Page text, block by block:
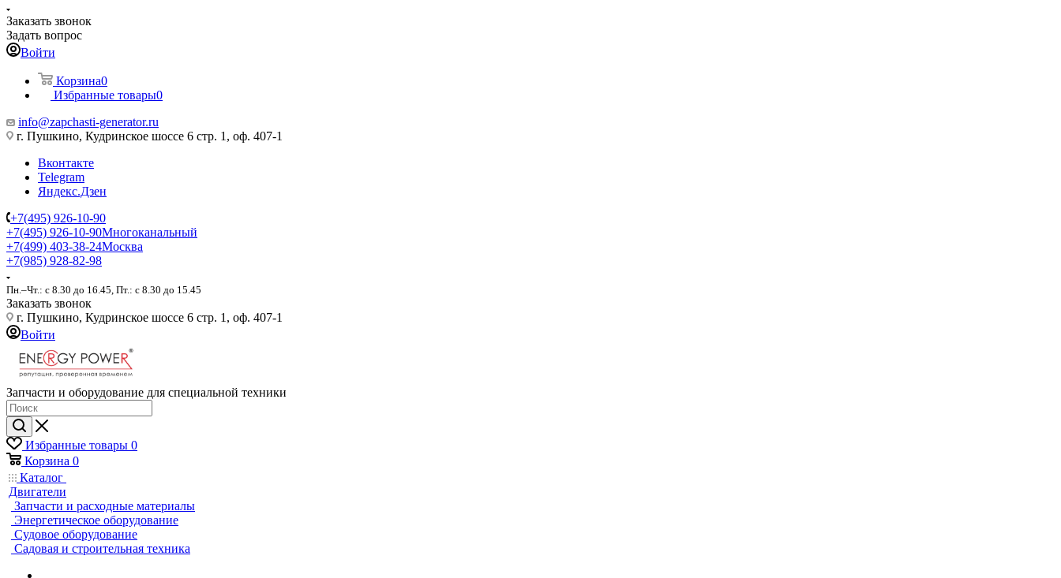
Заказать звонок
Задать вопрос
Войти
Корзина0
Избранные товары0
info@zapchasti-generator.ru
г. Пушкино, Кудринское шоссе 6 стр. 1, оф. 407-1
Вконтакте
Telegram
Яндекс.Дзен
+7(495) 926-10-90
+7(495) 926-10-90Многоканальный
+7(499) 403-38-24Москва
+7(985) 928-82-98
Пн.–Чт.: с 8.30 до 16.45, Пт.: с 8.30 до 15.45
Заказать звонок
г. Пушкино, Кудринское шоссе 6 стр. 1, оф. 407-1
Войти
Запчасти и оборудование для специальной техники
Избранные товары 0
Корзина 0
Каталог
Двигатели
Запчасти и расходные материалы
Энергетическое оборудование
Судовое оборудование
Садовая и строительная техника